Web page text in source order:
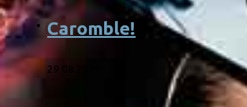
Caromble!
29.08.2019